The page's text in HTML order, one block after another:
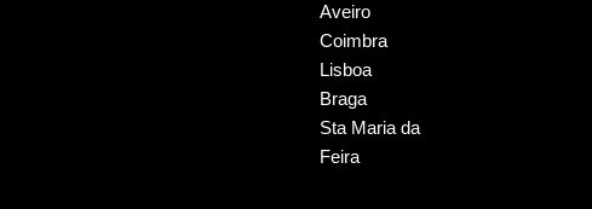
Aveiro
Coimbra
Lisboa
Braga
Sta Maria da
Feira